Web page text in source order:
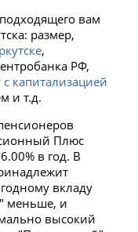
вам
размер,
,
РФ,
с капитализацией
и т.д.
Плюс
в год. В
вкладу
меньше, и
высокий